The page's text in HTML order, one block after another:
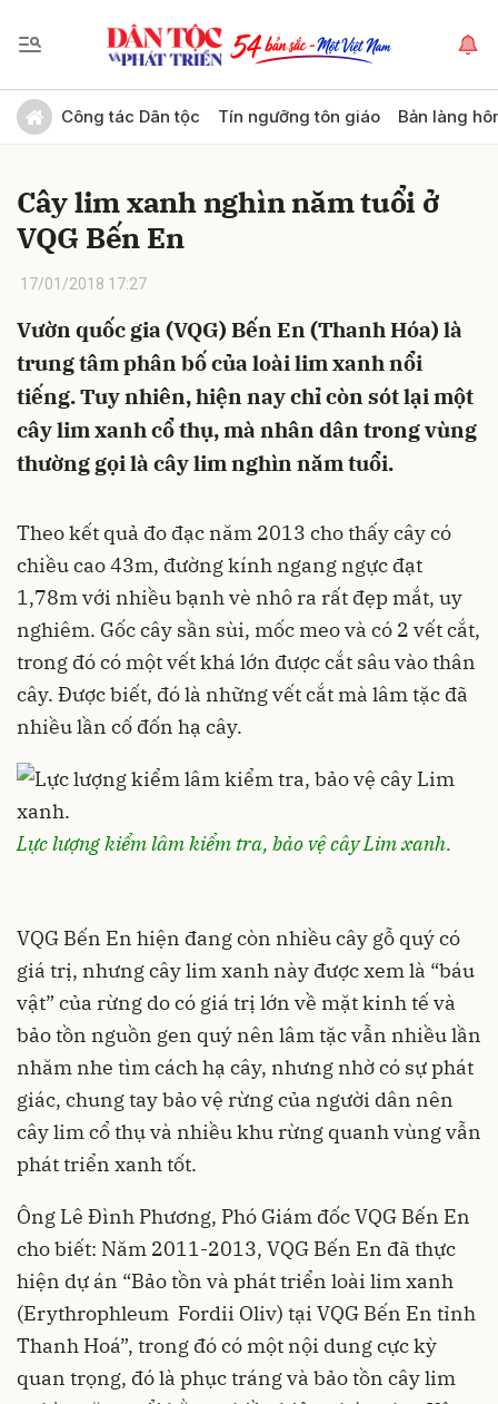
Công tác Dân tộc Tín ngưỡng tôn giáo Bản làng
Cây lim xanh nghìn năm tuổi ở
VQG Bến En
17/01/2018 17:27
Vườn quốc gia (VQG) Bến En (Thanh Hóa) là
trung tâm phân bố của loài lim xanh nổi
tiếng. Tuy nhiên, hiện nay chỉ còn sót lại một
cây lim xanh cổ thụ, mà nhân dân trong vùng
thường gọi là cây lim nghìn năm tuổi.
Theo kết quả đo đạc năm 2013 cho thấy cây có
chiều cao 43m, đường kính ngang ngực đạt
1,78m với nhiều bạnh vè nhô ra rất đẹp mắt, uy
nghiêm. Gốc cây sần sùi, mốc meo và có 2 vết cắt,
trong đó có một vết khá lớn được cắt sâu vào thân
cây. Được biết, đó là những vết cắt mà lâm tặc đã
nhiều lần cố đốn hạ cây.
Lực lượng kiểm lâm kiểm tra, bảo vệ cây Lim xanh.
VQG Bến En hiện đang còn nhiều cây gỗ quý có
giá trị, nhưng cây lim xanh này được xem là “báu
vật” của rừng do có giá trị lớn về mặt kinh tế và
bảo tồn nguồn gen quý nên lâm tặc vẫn nhiều lần
nhăm nhe tìm cách hạ cây, nhưng nhờ có sự phát
giác, chung tay bảo vệ rừng của người dân nên
cây lim cổ thụ và nhiều khu rừng quanh vùng vẫn
phát triển xanh tốt.
Ông Lê Đình Phương, Phó Giám đốc VQG Bến En
cho biết: Năm 2011-2013, VQG Bến En đã thực
hiện dự án “Bảo tồn và phát triển loài lim xanh
(Erythrophleum Fordii Oliv) tại VQG Bến En tỉnh
Thanh Hoá”, trong đó có một nội dung cực kỳ
quan trọng, đó là phục tráng và bảo tồn cây lim
Gửi bình luận
Hủy Gửi